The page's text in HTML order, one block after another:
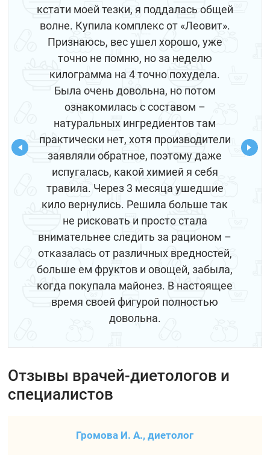
кстати моей тезки, я поддалась общей
волне. Купила комплекс от «Леовит».
Признаюсь, вес ушел хорошо, уже
точно не помню, но за неделю
килограмма на 4 точно похудела.
Была очень довольна, но потом
ознакомилась с составом –
натуральных ингредиентов там
практически нет, хотя производители
заявляли обратное, поэтому даже
испугалась, какой химией я себя
травила. Через 3 месяца ушедшие
кило вернулись. Решила больше так
не рисковать и просто стала
внимательнее следить за рационом –
отказалась от различных вредностей,
больше ем фруктов и овощей, забыла,
когда покупала майонез. В настоящее
время своей фигурой полностью
довольна.
Отзывы врачей-диетологов и
специалистов
Громова И. А., диетолог